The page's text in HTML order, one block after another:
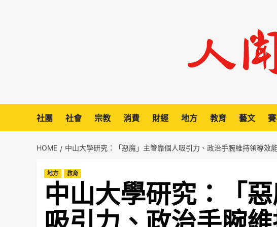
社團 社會 宗教 消費 財經 地方 教育 藝文
HOME 中山大學研究：「惡魔」主管靠個人吸引力、政治手腕維持領導效能
地方 教育
中山大學研究：「